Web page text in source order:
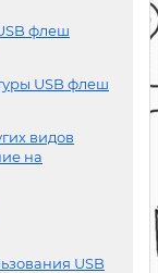
флеш
USB флеш
видов
на
USB